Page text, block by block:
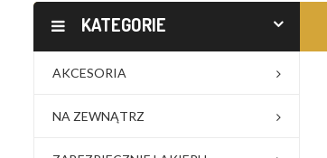
KATEGORIE
AKCESORIA
NA ZEWNĄTRZ